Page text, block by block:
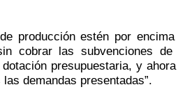
producción estén por
cobrar las subvenciones de
presupuestaria, y
demandas presentadas”.